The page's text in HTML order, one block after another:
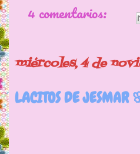
4 comentarios:
miércoles, 4 de
LACITOS DE JESMAR